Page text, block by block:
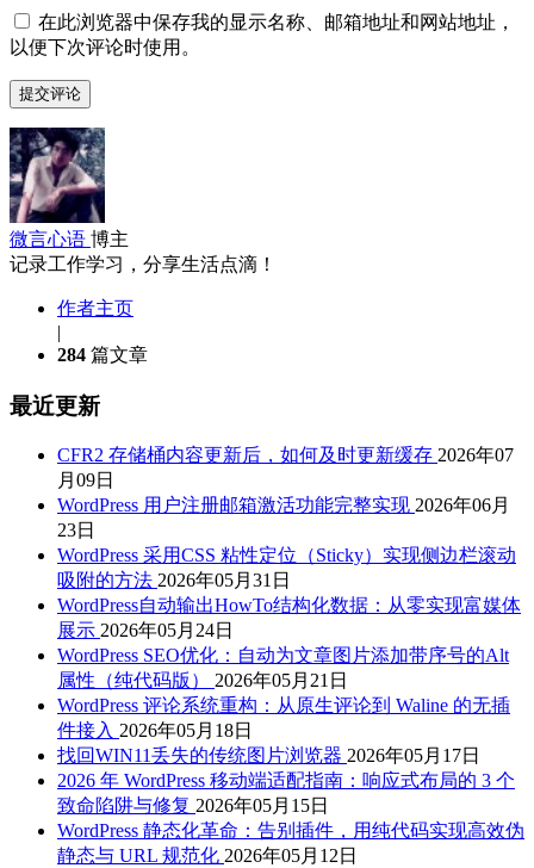
在此浏览器中保存我的显示名称、邮箱地址和网站地址，
以便下次评论时使用。
微言心语 博主
记录工作学习，分享生活点滴！
作者主页
|
284 篇文章
最近更新
CFR2 存储桶内容更新后，如何及时更新缓存 2026年07
月09日
WordPress 用户注册邮箱激活功能完整实现 2026年06月
23日
WordPress 采用CSS 粘性定位（Sticky）实现侧边栏滚动
吸附的方法 2026年05月31日
WordPress自动输出HowTo结构化数据：从零实现富媒体
展示 2026年05月24日
WordPress SEO优化：自动为文章图片添加带序号的Alt
属性（纯代码版） 2026年05月21日
WordPress 评论系统重构：从原生评论到 Waline 的无插
件接入 2026年05月18日
找回WIN11丢失的传统图片浏览器 2026年05月17日
2026 年 WordPress 移动端适配指南：响应式布局的 3 个
致命陷阱与修复 2026年05月15日
WordPress 静态化革命：告别插件，用纯代码实现高效伪
静态与 URL 规范化 2026年05月12日